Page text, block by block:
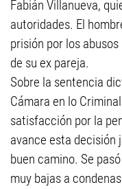
Fabián Villanueva,
autoridades. El
prisión por los
de su ex pareja.
Sobre la sentencia
Cámara en lo
satisfacción por la
avance esta decisión
buen camino. Se
muy bajas a